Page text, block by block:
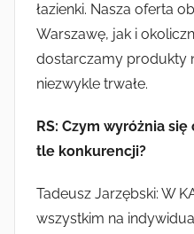
łazienki. Nasza oferta
Warszawę, jak i
dostarczamy produkty
niezwykle trwałe.
RS: Czym wyróżnia
tle konkurencji?
Tadeusz Jarzębski: W
wszystkim na